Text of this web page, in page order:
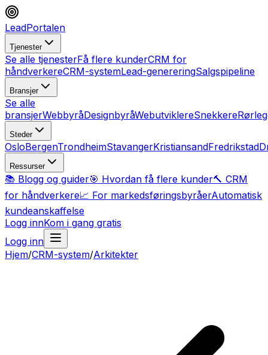
LeadPortalen
Tjenester
Se alle tjenesterFå flere kunderCRM for
håndverkereCRM-systemLead-genereringSalgspipeline
Bransjer
Se alle
bransjerWebbyråDesignbyråWebutviklereSnekkere
Steder
OsloBergenTrondheimStavangerKristiansandFredrikstad
Ressurser
📚 Blogg og guider🎯 Hvordan få flere kunder🔨 CRM
for håndverkere📈 For markedsføringsbyråerAutomatisk
kundeanskaffelse
Logg innKom i gang gratis
Logg inn
Hjem/CRM-system/Arkitekter